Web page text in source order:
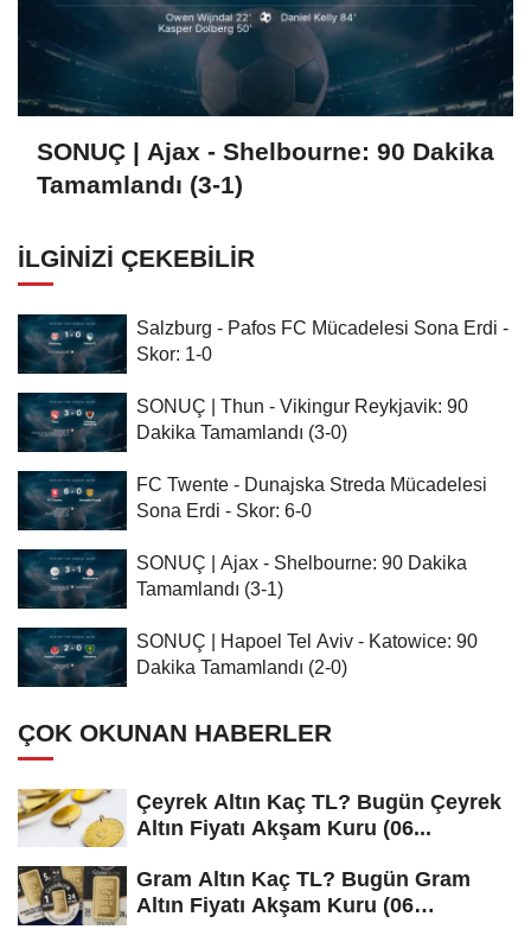
SONUÇ | Ajax - Shelbourne: 90 Dakika
Tamamlandı (3-1)
İLGINIZI ÇEKEBILIR
Salzburg - Pafos FC Mücadelesi Sona Erdi -
Skor: 1-0
SONUÇ | Thun - Vikingur Reykjavik: 90
Dakika Tamamlandı (3-0)
FC Twente - Dunajska Streda Mücadelesi
Sona Erdi - Skor: 6-0
SONUÇ | Ajax - Shelbourne: 90 Dakika
Tamamlandı (3-1)
SONUÇ | Hapoel Tel Aviv - Katowice: 90
Dakika Tamamlandı (2-0)
ÇOK OKUNAN HABERLER
Çeyrek Altın Kaç TL? Bugün Çeyrek
Altın Fiyatı Akşam Kuru (06...
Gram Altın Kaç TL? Bugün Gram
Altın Fiyatı Akşam Kuru (06